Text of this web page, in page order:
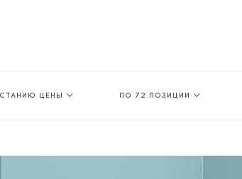
ЦЕНЫ ПО 72 ПОЗИЦИИ